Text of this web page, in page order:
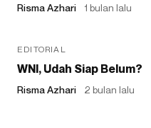
Risma Azhari 1 bulan lalu
EDITORIAL
WNI, Udah Siap Belum?
Risma Azhari 2 bulan lalu